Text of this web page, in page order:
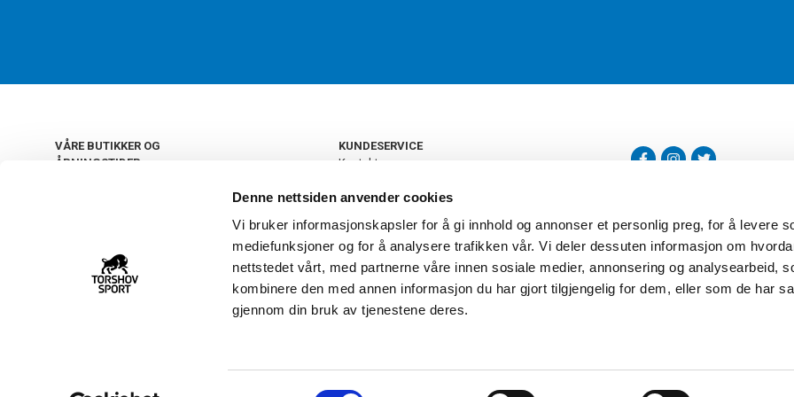
Denne nettsiden anvender cookies
Vi bruker informasjonskapsler for å gi innhold og annonser et personlig preg, for å levere
mediefunksjoner og for å analysere trafikken vår. Vi deler dessuten informasjon om
nettstedet vårt, med partnerne våre innen sosiale medier, annonsering og analysearbeid,
kombinere den med annen informasjon du har gjort tilgjengelig for dem, eller som de har
gjennom din bruk av tjenestene deres.
VÅRE BUTIKKER OG
ÅPNINGSTIDER
22 09 20 20
KUNDESERVICE
Kontakt oss
Retur og bytte
Personvern
Frakt og levering
Ledige stillinger
FAQ - Ofte stilte spørsmål
Åpenhetsloven
Torshov Sport har over 90 års
klubbhandel. Torshov Sport har
Drammen, Sandvika Storsenter